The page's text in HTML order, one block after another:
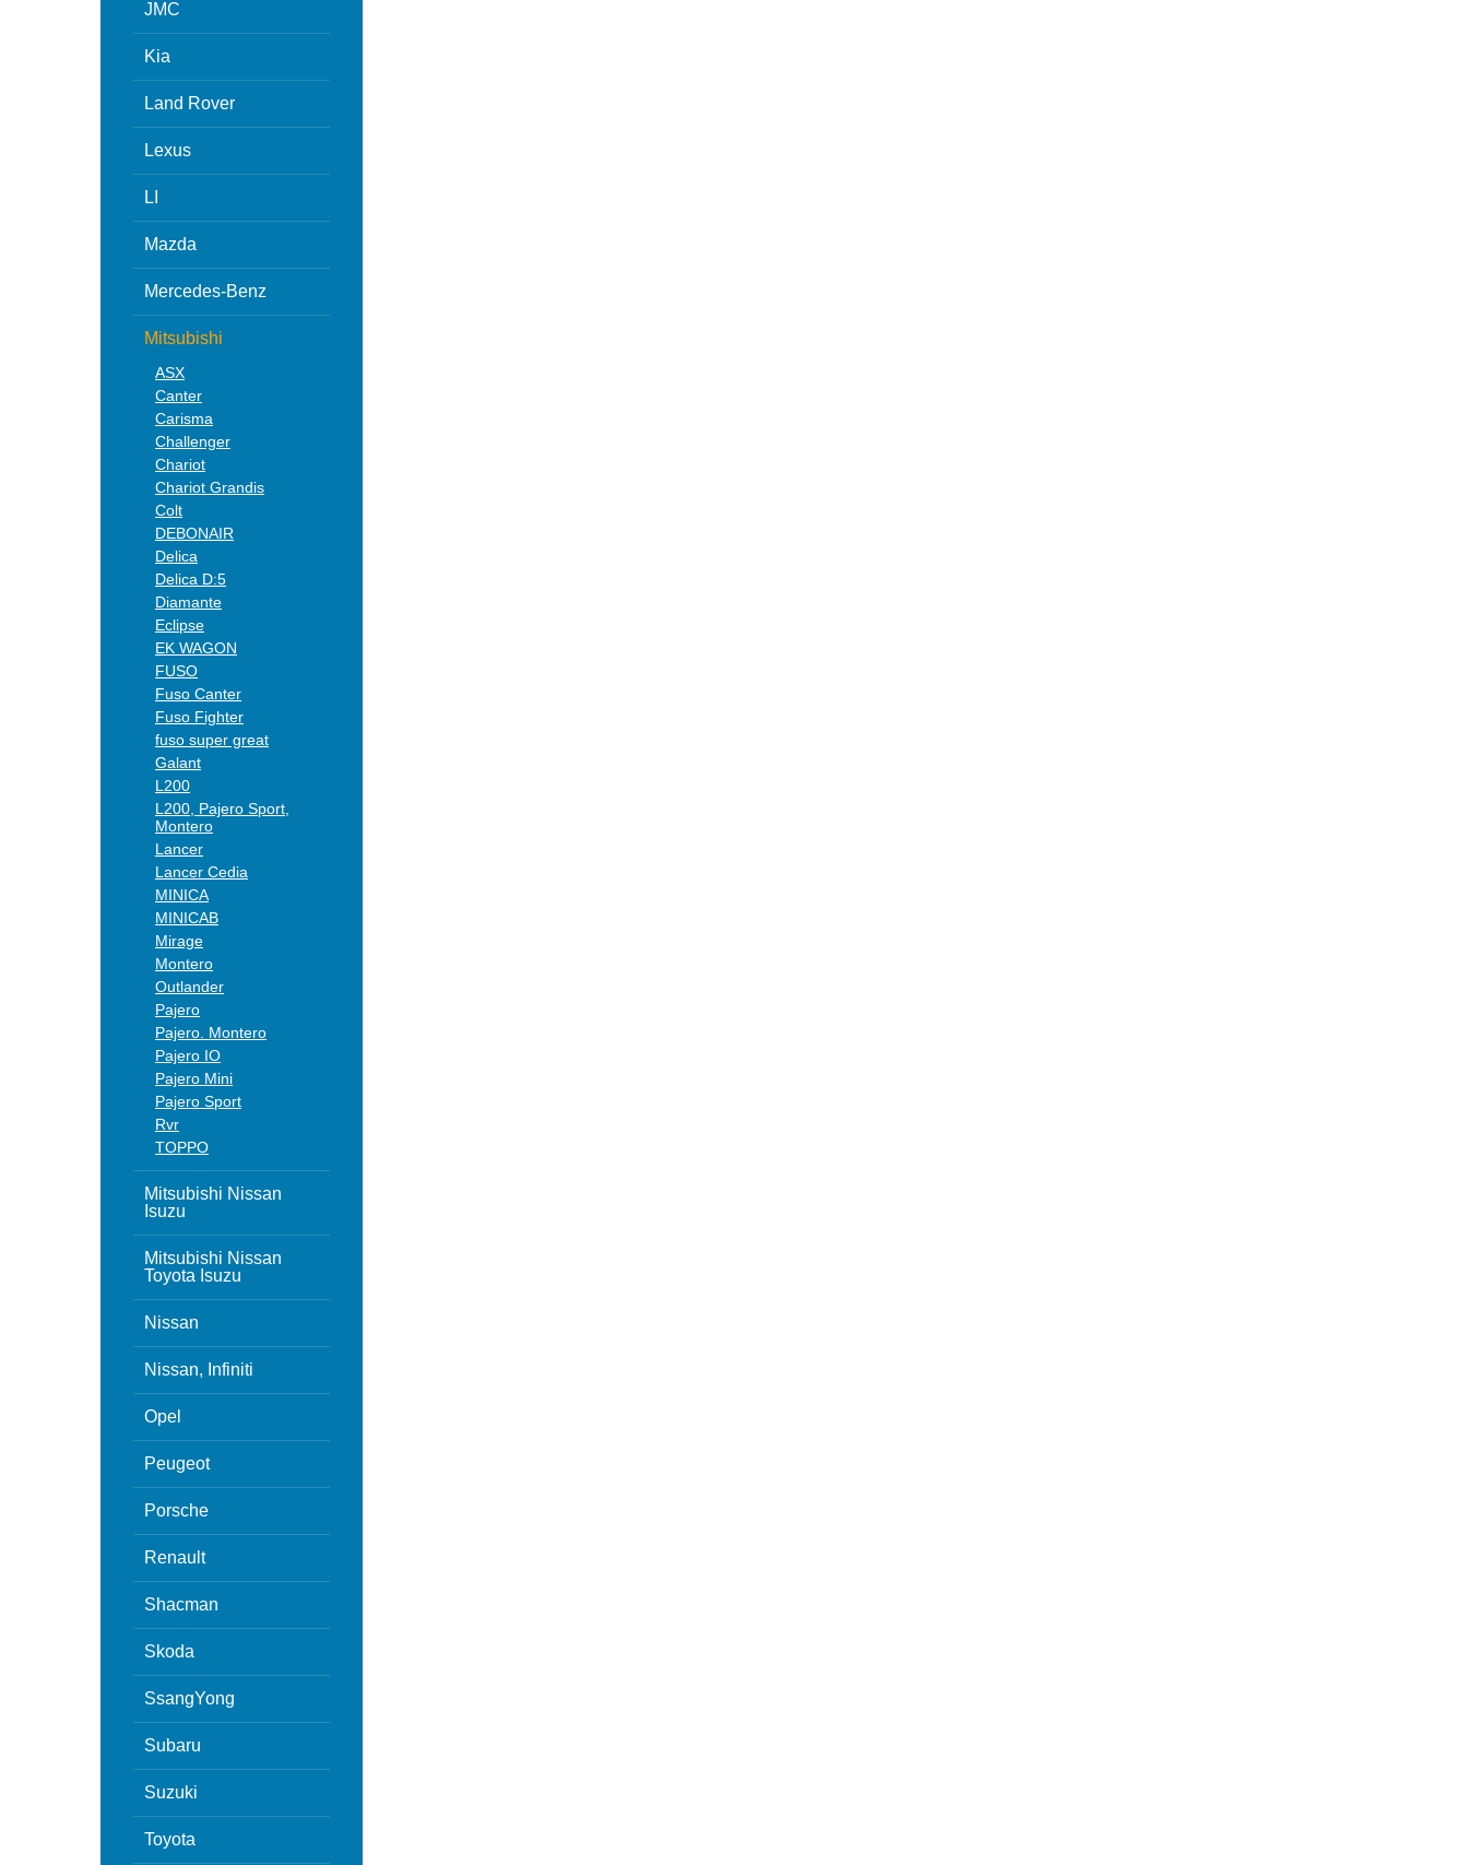
JMC
Kia
Land Rover
Lexus
LI
Mazda
Mercedes-Benz
Mitsubishi
ASX
Canter
Carisma
Challenger
Chariot
Chariot Grandis
Colt
DEBONAIR
Delica
Delica D:5
Diamante
Eclipse
EK WAGON
FUSO
Fuso Canter
Fuso Fighter
fuso super great
Galant
L200
L200, Pajero Sport,
Montero
Lancer
Lancer Cedia
MINICA
MINICAB
Mirage
Montero
Outlander
Pajero
Pajero. Montero
Pajero IO
Pajero Mini
Pajero Sport
Rvr
TOPPO
Mitsubishi Nissan
Isuzu
Mitsubishi Nissan
Toyota Isuzu
Nissan
Nissan, Infiniti
Opel
Peugeot
Porsche
Renault
Shacman
Skoda
SsangYong
Subaru
Suzuki
Toyota